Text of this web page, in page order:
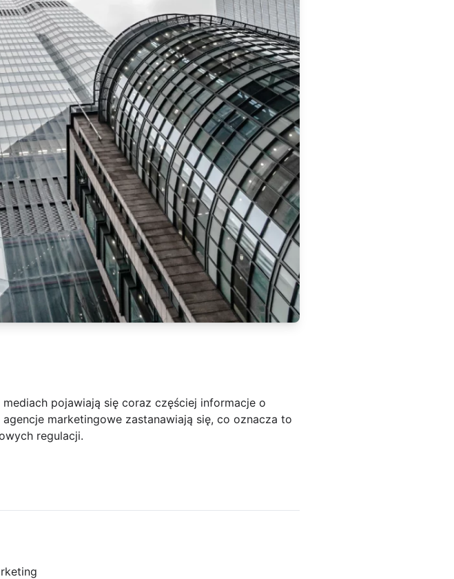
pojawiają się coraz częściej informacje o
marketingowe zastanawiają się, co oznacza to
regulacji.